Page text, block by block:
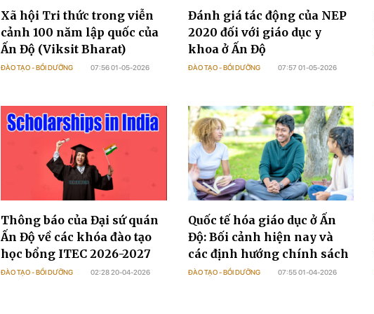
Xã hội Tri thức trong viễn
cảnh 100 năm lập quốc của
Ấn Độ (Viksit Bharat)
ĐÀO TẠO - BỒI DƯỠNG 07:56 01-05-2026
Đánh giá tác động của NEP
2020 đối với giáo dục y
khoa ở Ấn Độ
ĐÀO TẠO - BỒI DƯỠNG 07:57 01-05-2026
Thông báo của Đại sứ quán
Ấn Độ về các khóa đào tạo
học bổng ITEC 2026-2027
ĐÀO TẠO - BỒI DƯỠNG 02:28 20-04-2026
Quốc tế hóa giáo dục ở Ấn
Độ: Bối cảnh hiện nay và
các định hướng chính sách
ĐÀO TẠO - BỒI DƯỠNG 07:55 01-04-2026